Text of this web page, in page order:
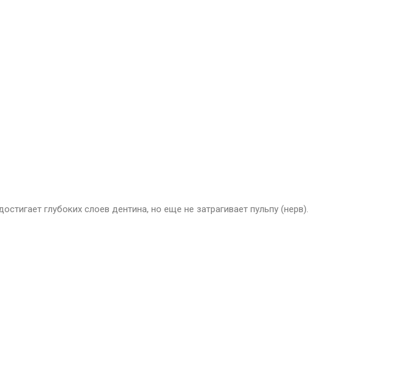
глубоких слоев дентина, но еще не затрагивает пульпу (нерв).